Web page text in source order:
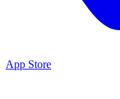
App Store